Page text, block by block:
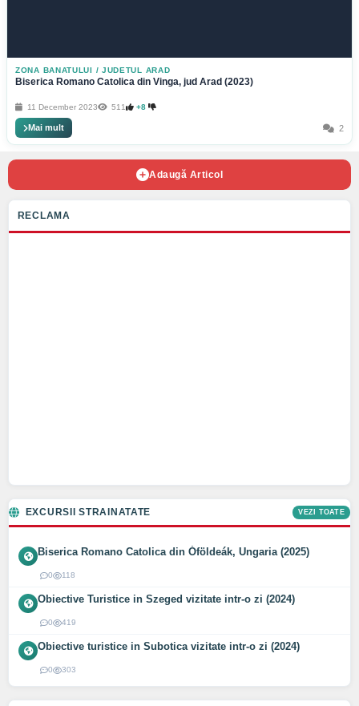
ZONA BANATULUI / JUDETUL ARAD
Biserica Romano Catolica din Vinga, jud Arad (2023)
11 December 2023 511 +8
Mai mult 2
Adaugă Articol
RECLAMA
EXCURSII STRAINATATE VEZI TOATE
Biserica Romano Catolica din Óföldeák, Ungaria (2025)
0 118
Obiective Turistice in Szeged vizitate intr-o zi (2024)
0 419
Obiective turistice in Subotica vizitate intr-o zi (2024)
0 303